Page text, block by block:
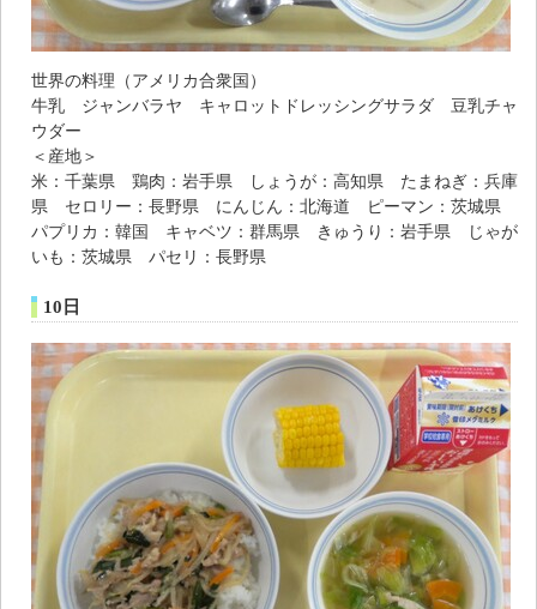
世界の料理（アメリカ合衆国）
牛乳 ジャンバラヤ キャロットドレッシングサラダ 豆乳チャ
ウダー
＜産地＞
米：千葉県 鶏肉：岩手県 しょうが：高知県 たまねぎ：兵庫
県 セロリー：長野県 にんじん：北海道 ピーマン：茨城県
パプリカ：韓国 キャベツ：群馬県 きゅうり：岩手県 じゃが
いも：茨城県 パセリ：長野県
10日